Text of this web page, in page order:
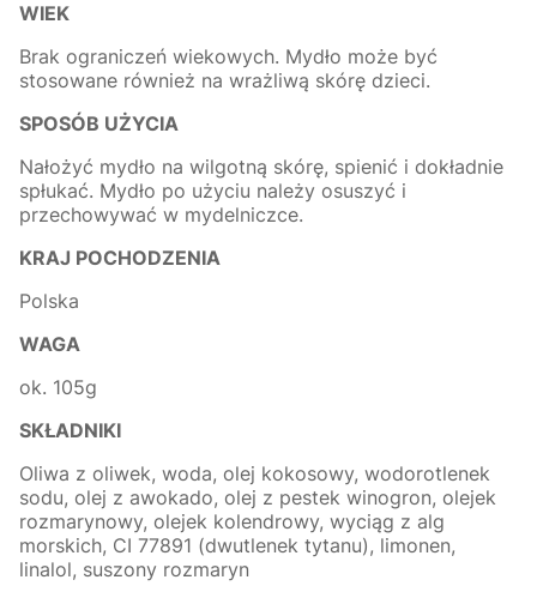
WIEK
Brak ograniczeń wiekowych. Mydło może być
stosowane również na wrażliwą skórę dzieci.
SPOSÓB UŻYCIA
Nałożyć mydło na wilgotną skórę, spienić i dokładnie
spłukać. Mydło po użyciu należy osuszyć i
przechowywać w mydelniczce.
KRAJ POCHODZENIA
Polska
WAGA
ok. 105g
SKŁADNIKI
Oliwa z oliwek, woda, olej kokosowy, wodorotlenek
sodu, olej z awokado, olej z pestek winogron, olejek
rozmarynowy, olejek kolendrowy, wyciąg z alg
morskich, CI 77891 (dwutlenek tytanu), limonen,
linalol, suszony rozmaryn